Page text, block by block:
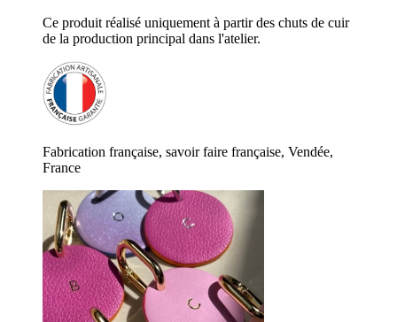
Ce produit réalisé uniquement à partir des chuts de cuir
de la production principal dans l'atelier.
Fabrication française, savoir faire française, Vendée,
France